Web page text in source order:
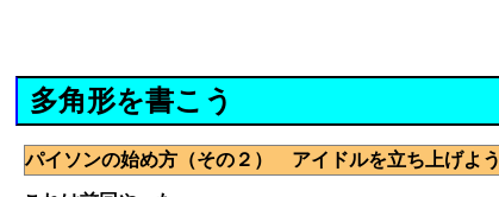
多角形を書こう
パイソンの始め方（その２） アイドルを立ち上げよう